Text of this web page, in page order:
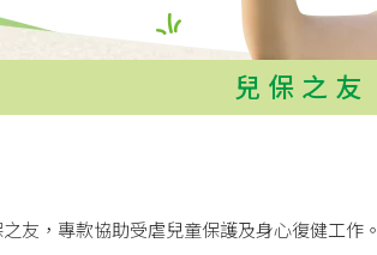
兒保之友
友，專款協助受虐兒童保護及身心復健工作。